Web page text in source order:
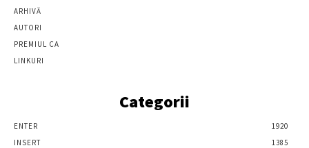
ARHIVĂ
AUTORI
PREMIUL CA
LINKURI
Categorii
ENTER
1920
INSERT
1385